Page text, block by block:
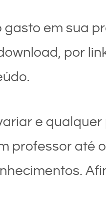
gasto em sua
por
e
professor até